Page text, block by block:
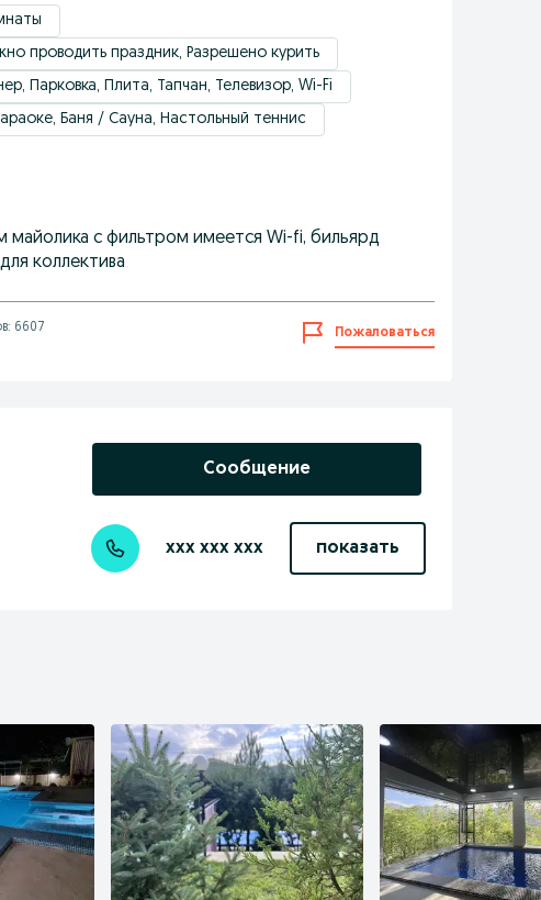
проводить праздник, Разрешено курить
Парковка, Плита, Тапчан, Телевизор, Wi-Fi
Баня / Сауна, Настольный теннис
с фильтром имеется Wi-fi, бильярд
коллектива
6607 Пожаловаться
Сообщение
xxx xxx xxx показать